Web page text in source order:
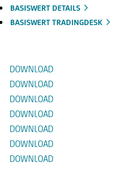
BASISWERT DETAILS
BASISWERT TRADINGDESK
DOWNLOAD
DOWNLOAD
DOWNLOAD
DOWNLOAD
DOWNLOAD
DOWNLOAD
DOWNLOAD